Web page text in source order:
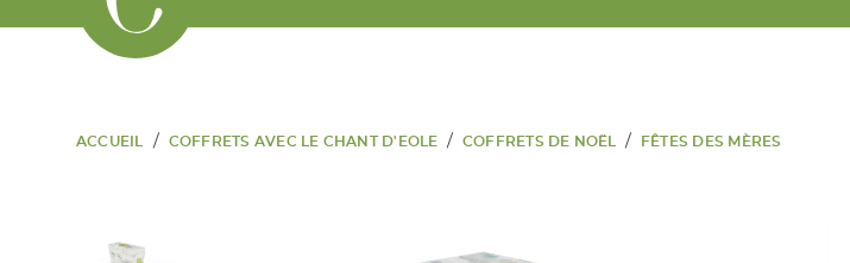
Parfum
ACCUEIL / COFFRETS AVEC LE CHANT D'EOLE / COFFRETS DE NOËL / FÊTES DES MÈRES